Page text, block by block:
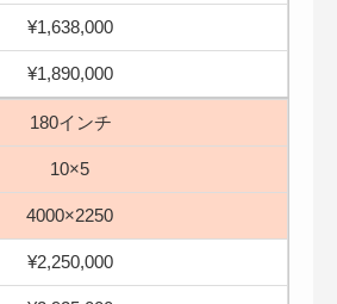
¥1,638,000
¥1,890,000
180インチ
10×5
4000×2250
¥2,250,000